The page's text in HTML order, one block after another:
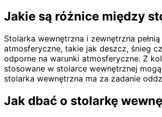
Jakie są różnice między
Stolarka wewnętrzna i zewnętrzna
atmosferyczne, takie jak deszcz, śnieg
odporne na warunki atmosferyczne. Z
stosowane w stolarce wewnętrznej
stolarka wewnętrzna ma za zadanie
Jak dbać o stolarkę